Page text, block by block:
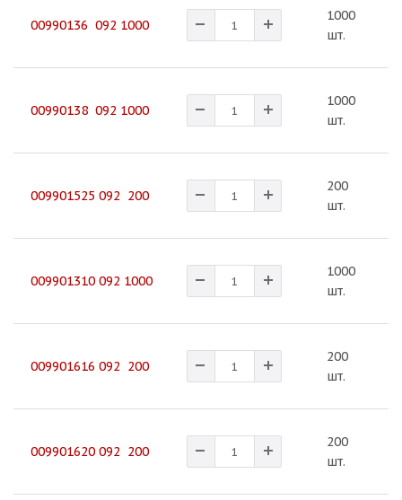
00990136 092 1000
1000
шт.
00990138 092 1000
1000
шт.
009901525 092 200
200
шт.
009901310 092 1000
1000
шт.
009901616 092 200
200
шт.
009901620 092 200
200
шт.